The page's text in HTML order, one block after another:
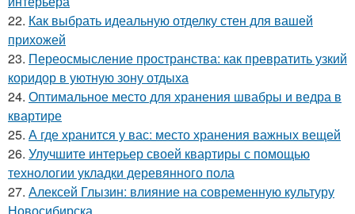
22. Как выбрать идеальную отделку стен для вашей
прихожей
23. Переосмысление пространства: как превратить узкий
коридор в уютную зону отдыха
24. Оптимальное место для хранения швабры и ведра в
квартире
25. А где хранится у вас: место хранения важных вещей
26. Улучшите интерьер своей квартиры с помощью
технологии укладки деревянного пола
27. Алексей Глызин: влияние на современную культуру
Новосибирска